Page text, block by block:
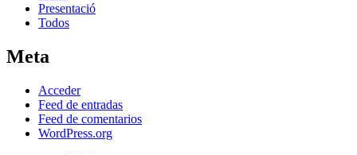
Presentació
Todos
Meta
Acceder
Feed de entradas
Feed de comentarios
WordPress.org